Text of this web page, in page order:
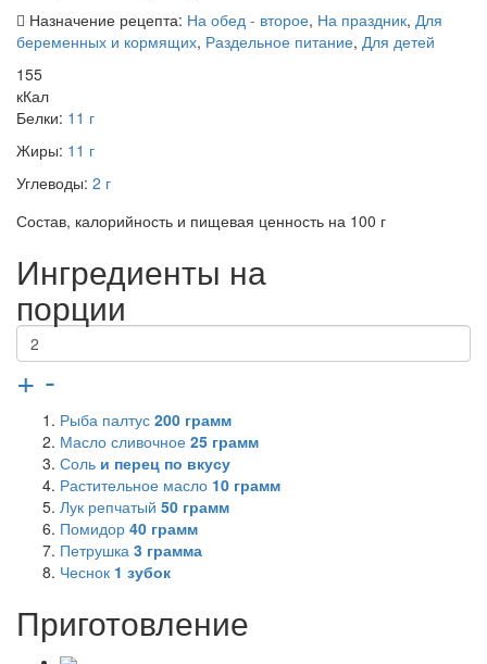
Назначение рецепта: На обед - второе, На праздник, Для
беременных и кормящих, Раздельное питание, Для детей
155
кКал
Белки: 11 г
Жиры: 11 г
Углеводы: 2 г
Состав, калорийность и пищевая ценность на 100 г
Ингредиенты на
порции
+ -
Рыба палтус 200 грамм
Масло сливочное 25 грамм
Соль и перец по вкусу
Растительное масло 10 грамм
Лук репчатый 50 грамм
Помидор 40 грамм
Петрушка 3 грамма
Чеснок 1 зубок
Приготовление